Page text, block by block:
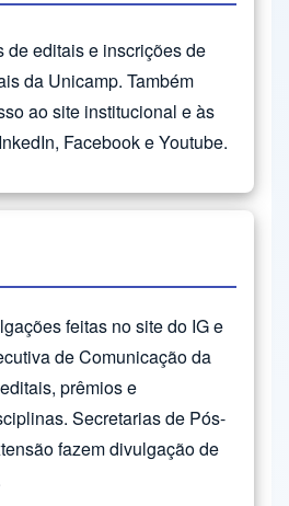
de editais e inscrições de
da Unicamp. Também
ao site institucional e às
Facebook e Youtube.
feitas no site do IG e
de Comunicação da
prêmios e
Secretarias de Pós-
fazem divulgação de